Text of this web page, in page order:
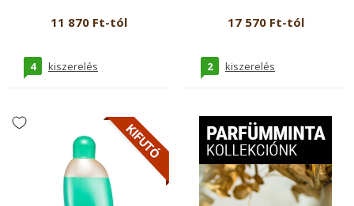
11 870 Ft-tól
4 kiszerelés
17 570 Ft-tól
2 kiszerelés